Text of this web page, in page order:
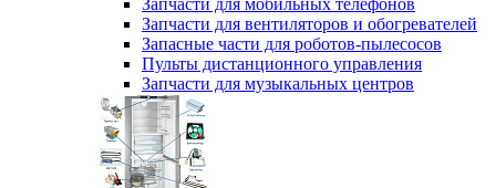
Запчасти для мобильных телефонов
Запчасти для вентиляторов и обогревателей
Запасные части для роботов-пылесосов
Пульты дистанционного управления
Запчасти для музыкальных центров